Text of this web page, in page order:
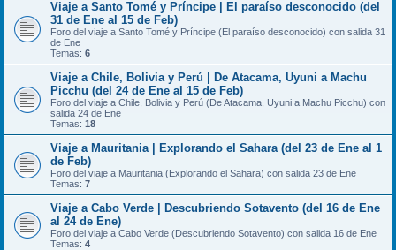
Viaje a Santo Tomé y Príncipe | El paraíso desconocido (del
31 de Ene al 15 de Feb)
Foro del viaje a Santo Tomé y Príncipe (El paraíso desconocido) con salida 31
de Ene
Temas: 6
Viaje a Chile, Bolivia y Perú | De Atacama, Uyuni a Machu
Picchu (del 24 de Ene al 15 de Feb)
Foro del viaje a Chile, Bolivia y Perú (De Atacama, Uyuni a Machu Picchu) con
salida 24 de Ene
Temas: 18
Viaje a Mauritania | Explorando el Sahara (del 23 de Ene al 1
de Feb)
Foro del viaje a Mauritania (Explorando el Sahara) con salida 23 de Ene
Temas: 7
Viaje a Cabo Verde | Descubriendo Sotavento (del 16 de Ene
al 24 de Ene)
Foro del viaje a Cabo Verde (Descubriendo Sotavento) con salida 16 de Ene
Temas: 4